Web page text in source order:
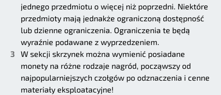
jednego przedmiotu o więcej niż poprzedni. Niektóre
przedmioty mają jednakże ograniczoną dostępność
lub dzienne ograniczenia. Ograniczenia te będą
wyraźnie podawane z wyprzedzeniem.
W sekcji skrzynek można wymienić posiadane
monety na różne rodzaje nagród, począwszy od
najpopularniejszych czołgów po odznaczenia i cenne
materiały eksploatacyjne!